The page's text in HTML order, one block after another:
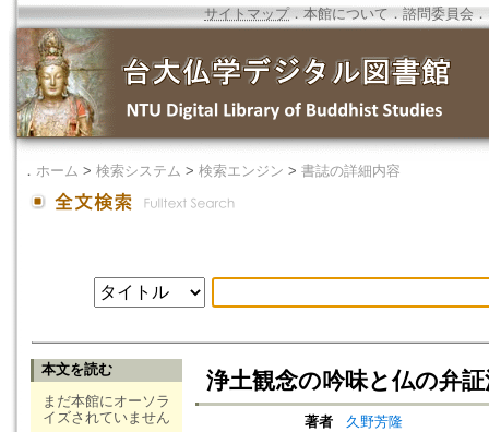
サイトマップ．本館について ． 諮問委員会 ．
． ホーム > 検索システム > 検索エンジン > 書誌の詳細内容
本文を読む
まだ本館にオーソラ
イズされていません
浄土観念の吟味と仏の弁
著者
久野芳隆